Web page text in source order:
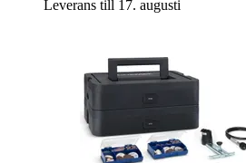
Leverans till 17. augusti